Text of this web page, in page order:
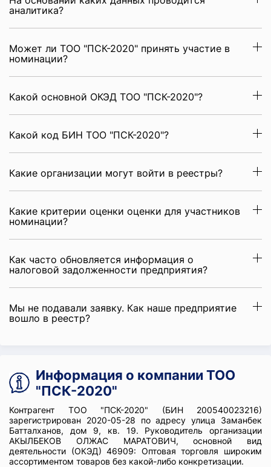
аналитика?
Может ли ТОО "ПСК-2020" принять участие в
номинации?
Какой основной ОКЭД ТОО "ПСК-2020"?
Какой код БИН ТОО "ПСК-2020"?
Какие организации могут войти в реестры?
Какие критерии оценки оценки для участников
номинации?
Как часто обновляется информация о
налоговой задолженности предприятия?
Мы не подавали заявку. Как наше предприятие
вошло в реестр?
Информация о компании ТОО
"ПСК-2020"
Контрагент ТОО "ПСК-2020" (БИН 200540023216)
зарегистрирован 2020-05-28 по адресу улица Заманбек
Батталханов, дом 9, кв. 19. Руководитель организации
АКЫЛБЕКОВ ОЛЖАС МАРАТОВИЧ, основной вид
деятельности (ОКЭД) 46909: Оптовая торговля широким
ассортиментом товаров без какой-либо конкретизации.